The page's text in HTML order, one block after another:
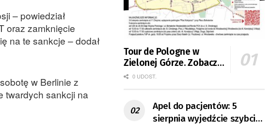
– powiedział
oraz zamknięcie
na te sankcje – dodał
w Berlinie z
twardych sankcji na
Tour de Pologne w
Zielonej Górze. Zobacz
zmiany w organizacji
0 UDOST.
Apel do pacjentów: 5
sierpnia wyjedźcie szybciej